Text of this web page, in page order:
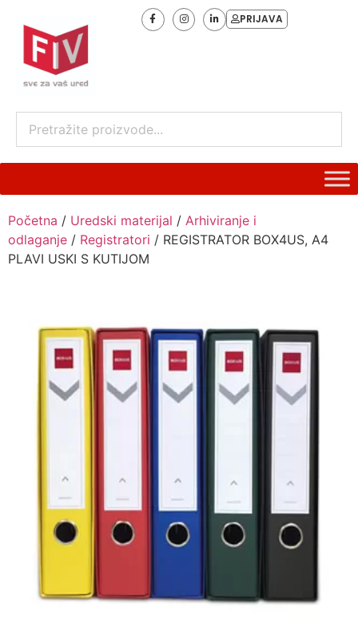
PRIJAVA
Početna / Uredski materijal / Arhiviranje i
odlaganje / Registratori / REGISTRATOR BOX4US, A4
PLAVI USKI S KUTIJOM